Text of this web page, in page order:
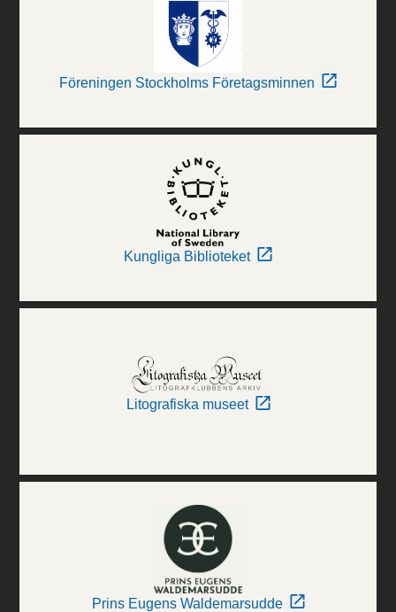
Föreningen Stockholms Företagsminnen
Kungliga Biblioteket
Litografiska museet
Prins Eugens Waldemarsudde